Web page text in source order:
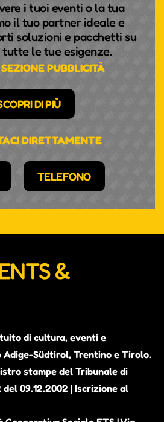
i tuoi eventi o la tua
il tuo partner ideale e
soluzioni e pacchetti su
tutte le tue esigenze.
PUBBLICITÀ
DI PIÙ
DIRETTAMENTE
TELEFONO
&
di cultura, eventi e
Südtirol, Trentino e Tirolo.
stampe del Tribunale di
09.12.2002 | Iscrizione al